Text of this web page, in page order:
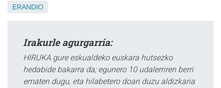
ERANDIO
Irakurle agurgarria:
HIRUKA gure eskualdeko euskara hutsezko
hedabide bakarra da; egunero 10 udalerriren berri
ematen dugu, eta hilabetero doan duzu aldizkaria